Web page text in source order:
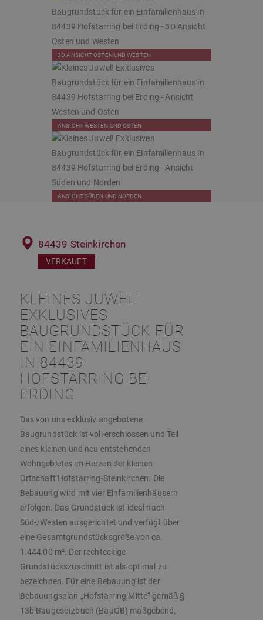
3D ANSICHT OSTEN UND WESTEN
ANSICHT WESTEN UND OSTEN
ANSICHT SÜDEN UND NORDEN
84439 Steinkirchen
VERKAUFT
KLEINES JUWEL!
EXKLUSIVES
BAUGRUNDSTÜCK FÜR
EIN EINFAMILIENHAUS
IN 84439
HOFSTARRING BEI
ERDING
Das von uns exklusiv angebotene
Baugrundstück ist voll erschlossen und Teil
eines kleinen und neu entstehenden
Wohngebietes im Herzen der kleinen
Ortschaft Hofstarring-Steinkirchen. Die
Bebauung wird mit vier Einfamilienhäusern
erfolgen. Das Grundstück ist ideal nach
Süd-/Westen ausgerichtet und verfügt über
eine Gesamtgrundstücksgröße von ca.
1.444,00 m². Der rechteckige
Grundstückszuschnitt ist als optimal zu
bezeichnen. Für eine Bebauung ist der
Bebauungsplan „Hofstarring Mitte“ gemäß §
13b Baugesetzbuch (BauGB) maßgebend,